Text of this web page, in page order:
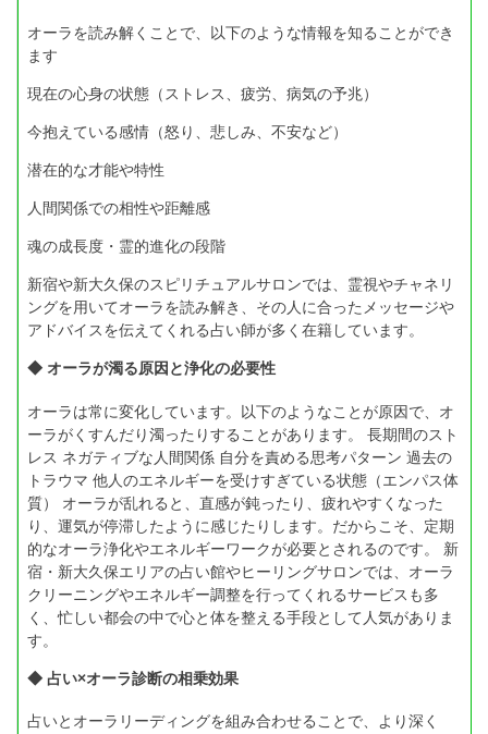
オーラを読み解くことで、以下のような情報を知ることができ
ます
現在の心身の状態（ストレス、疲労、病気の予兆）
今抱えている感情（怒り、悲しみ、不安など）
潜在的な才能や特性
人間関係での相性や距離感
魂の成長度・霊的進化の段階
新宿や新大久保のスピリチュアルサロンでは、霊視やチャネリ
ングを用いてオーラを読み解き、その人に合ったメッセージや
アドバイスを伝えてくれる占い師が多く在籍しています。
◆ オーラが濁る原因と浄化の必要性
オーラは常に変化しています。以下のようなことが原因で、オ
ーラがくすんだり濁ったりすることがあります。 長期間のスト
レス ネガティブな人間関係 自分を責める思考パターン 過去の
トラウマ 他人のエネルギーを受けすぎている状態（エンパス体
質） オーラが乱れると、直感が鈍ったり、疲れやすくなった
り、運気が停滞したように感じたりします。だからこそ、定期
的なオーラ浄化やエネルギーワークが必要とされるのです。 新
宿・新大久保エリアの占い館やヒーリングサロンでは、オーラ
クリーニングやエネルギー調整を行ってくれるサービスも多
く、忙しい都会の中で心と体を整える手段として人気がありま
す。
◆ 占い×オーラ診断の相乗効果
占いとオーラリーディングを組み合わせることで、より深く